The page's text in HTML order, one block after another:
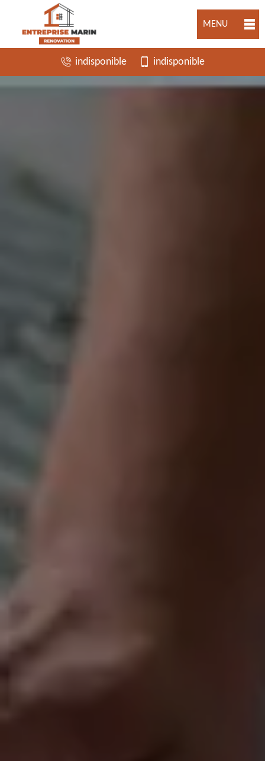
MENU
indisponible indisponible